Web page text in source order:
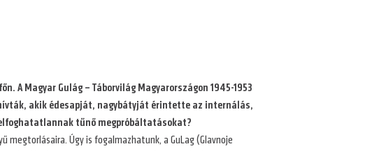
A Magyar Gulág – Táborvilág Magyarországon 1945-1953
akik édesapját, nagybátyját érintette az internálás,
tűnő megpróbáltatásokat?
megtorlásaira. Úgy is fogalmazhatunk, a GuLag (Glavnoje